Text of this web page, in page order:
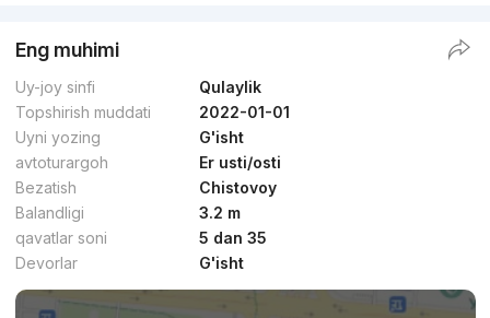
Eng muhimi
Uy-joy sinfi
Qulaylik
Topshirish muddati
2022-01-01
Uyni yozing
G'isht
avtoturargoh
Er usti/osti
Bezatish
Chistovoy
Balandligi
3.2 m
qavatlar soni
5 dan 35
Devorlar
G'isht